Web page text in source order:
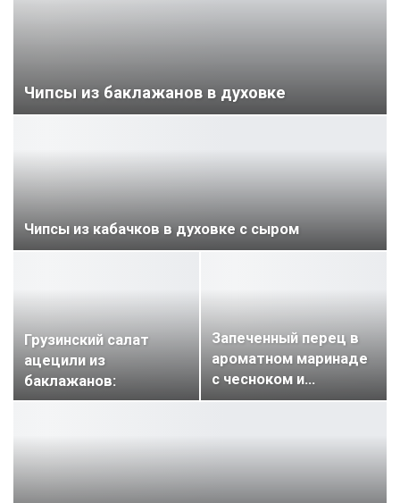
Чипсы из баклажанов в духовке
Чипсы из кабачков в духовке с сыром
Грузинский салат
ацецили из
баклажанов:
классический…
Запеченный перец в
ароматном маринаде
с чесноком и…